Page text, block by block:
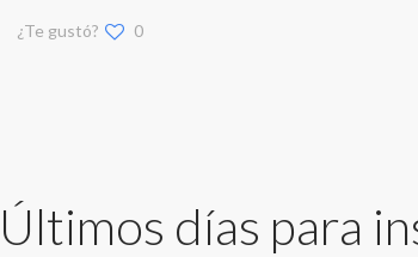
¿Te gustó? 0
Últimos días para